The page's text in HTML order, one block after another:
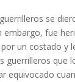
se
fue
un costado y
guerrilleros que
equivo­cado